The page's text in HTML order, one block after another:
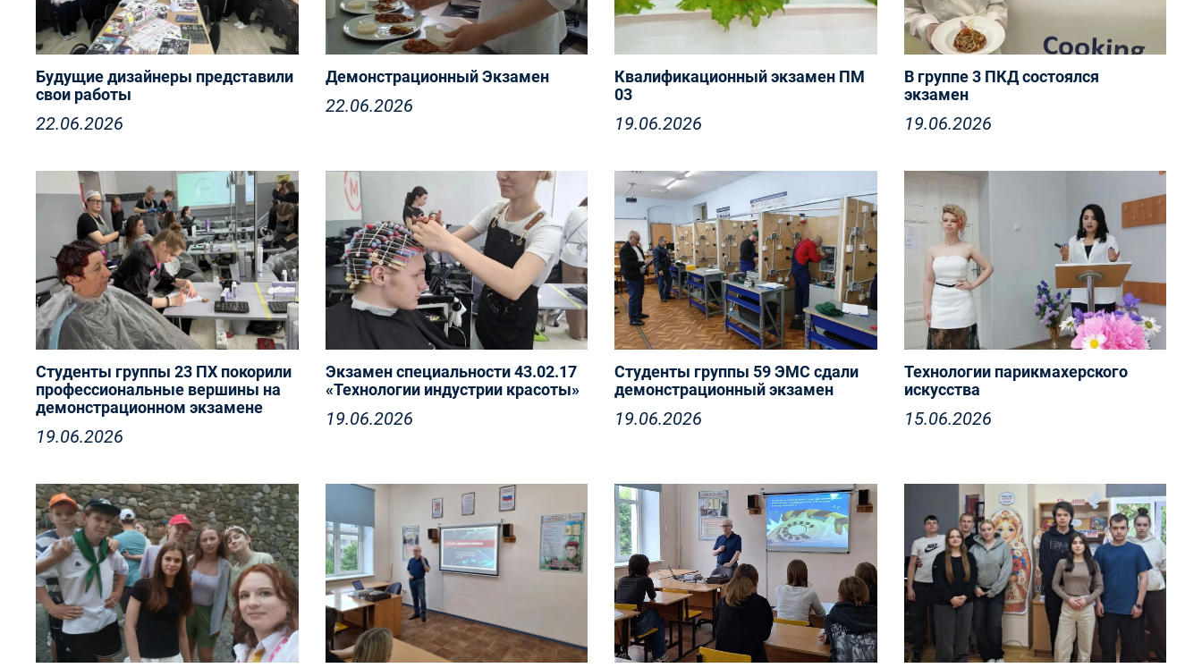
Успешная защита дипломных
проектов в Технологическом
колледже
Будущие дизайнеры представили
свои работы
22.06.2026
«Поварское и кондитерское дело»
прошёл демонстрационный
экзамен
Демонстрационный Экзамен
22.06.2026
Квалификационный экзамен ПМ
03
19.06.2026
В группе 3 ПКД состоялся
экзамен
19.06.2026
Студенты группы 23 ПХ покорили
профессиональные вершины на
демонстрационном экзамене
19.06.2026
Экзамен специальности 43.02.17
«Технологии индустрии красоты»
19.06.2026
Студенты группы 59 ЭМС сдали
демонстрационный экзамен
19.06.2026
Технологии парикмахерского
искусства
15.06.2026